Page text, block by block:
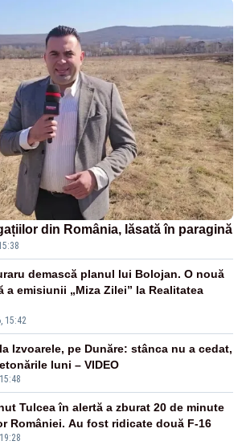
din România, lăsată în paragină
15:42
demască planul lui Bolojan. O nouă
a emisiunii „Miza Zilei” la Realitatea
Izvoarele, pe Dunăre: stânca nu a cedat,
luni – VIDEO
Tulcea în alertă a zburat 20 de minute
României. Au fost ridicate două F-16